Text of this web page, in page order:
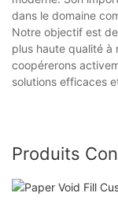
dans le domaine
Notre objectif est
plus haute qualité à
coopérerons
solutions efficaces
Produits